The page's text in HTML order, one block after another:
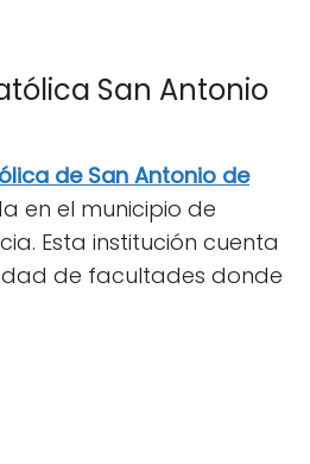
San Antonio
de San Antonio de
en el municipio de
Esta institución cuenta
de facultades donde